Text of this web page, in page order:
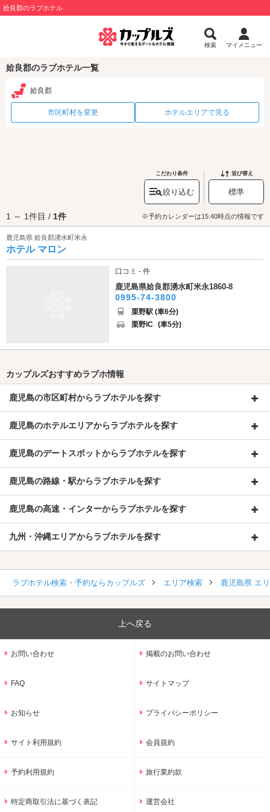
姶良郡のラブホテル
検索 マイメニュー
姶良郡のラブホテル一覧
姶良郡
市区町村を変更 ホテルエリアで見る
こだわり条件
絞り込む
並び替え
標準
1 ～ 1件目 / 1件 ※予約カレンダーは15:40時点の情報です
鹿児島県 姶良郡湧水町米永
ホテル マロン
口コミ - 件
鹿児島県姶良郡湧水町米永1860-8
0995-74-3800
栗野駅 (車6分)
栗野IC (車5分)
カップルズおすすめラブホ情報
鹿児島の市区町村からラブホテルを探す
鹿児島のホテルエリアからラブホテルを探す
鹿児島のデートスポットからラブホテルを探す
鹿児島の路線・駅からラブホテルを探す
鹿児島の高速・インターからラブホテルを探す
九州・沖縄エリアからラブホテルを探す
ラブホテル検索・予約ならカップルズ エリア検索 鹿児島県 エ
上へ戻る
お問い合わせ 掲載のお問い合わせ
FAQ サイトマップ
お知らせ プライバシーポリシー
サイト利用規約 会員規約
予約利用規約 旅行業約款
特定商取引法に基づく表記 運営会社